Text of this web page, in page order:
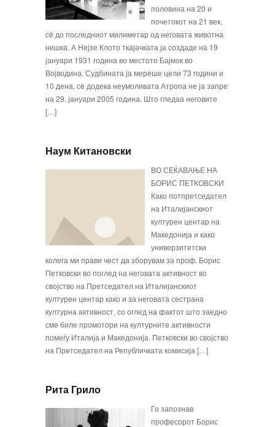
половина на 20 и
почетокот на 21 век,
сè до последниот милиметар од неговата животна
ниш­ка. А Нејзе Клото ткајачката ја создаде на 19
јануари 1931 година во местото Бајмок во
Војводина. Судбината ја мереше цели 73 години и
10 дена, сè додека неумоливата Атропа не ја за­пре
на 29. јануари 2005 година. Што гледаа неговите
[…]
Наум Китановски
ВО СЕЌАВАЊЕ НА
БОРИС ПЕТКОВСКИ
Како потпретседател
на Италијанскиот
културен центар на
Македонија и како
универзитетски
колега ми прави чест да зборувам за проф. Бо­рис
Петковски во поглед на неговата активност во
својство на Претседател на Италијанскиот
културен центар како и за неговата сестрана
културна актив­ност, со оглед на фактот што заедно
сме биле про­мотори на културните активности
помеѓу Италија и Македонија. Петковски во својство
на Претседател на Републичката комисија […]
Рита Грило
Го запознав
професорот Борис